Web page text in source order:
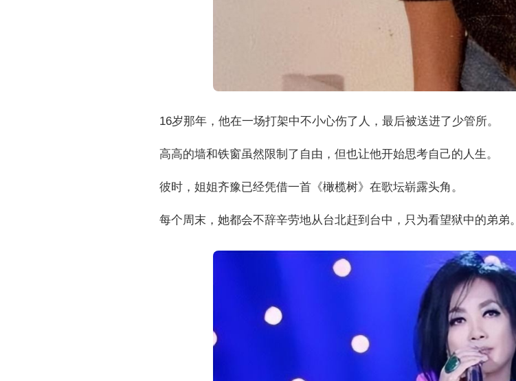
16岁那年，他在一场打架中不小心伤了人，最后被送进了少管所。
高高的墙和铁窗虽然限制了自由，但也让他开始思考自己的人生。
彼时，姐姐齐豫已经凭借一首《橄榄树》在歌坛崭露头角。
每个周末，她都会不辞辛劳地从台北赶到台中，只为看望狱中的弟弟。